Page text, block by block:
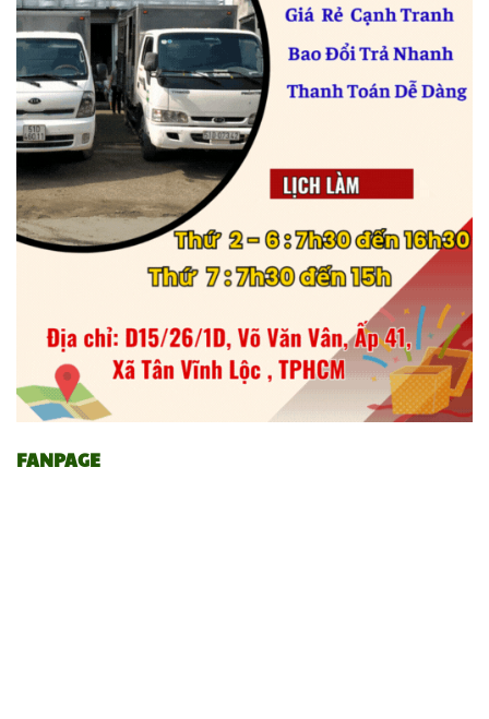
4.Túi khí cách nhiệt⇔
5.Bao xốp - túi xốp⇔ 14.Tạp dề các loại⇔
6.Túi zip các loại⇔
7.Túi đựng rác⇔ 16.Giấy in hóa đơn
Dây nilon các loại ⇔ Giấy in mã vạch ⇔
Giấy cuộn carton
FANPAGE